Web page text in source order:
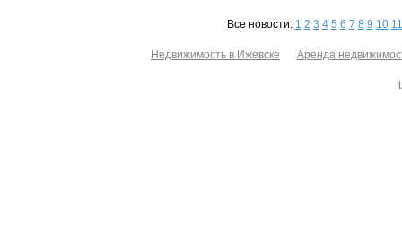
Все новости: 1 2 3 4 5 6 7 8 9 10 11
Недвижимость в Ижевске Аренда